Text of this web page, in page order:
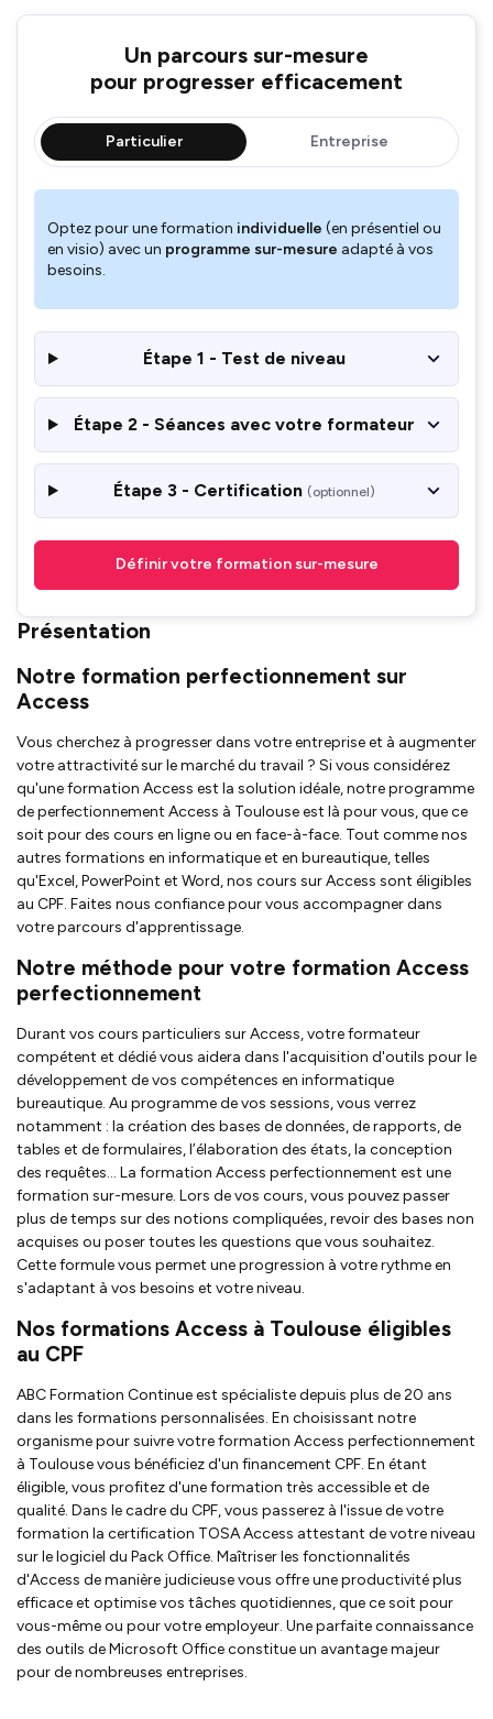
Un parcours sur-mesure
pour progresser efficacement
Particulier Entreprise
Optez pour une formation individuelle (en présentiel ou
en visio) avec un programme sur-mesure adapté à vos
besoins.
Étape 1 - Test de niveau
Étape 2 - Séances avec votre formateur
Étape 3 - Certification (optionnel)
Définir votre formation sur-mesure
Présentation
Notre formation perfectionnement sur
Access
Vous cherchez à progresser dans votre entreprise et à augmenter
votre attractivité sur le marché du travail ? Si vous considérez
qu'une formation Access est la solution idéale, notre programme
de perfectionnement Access à Toulouse est là pour vous, que ce
soit pour des cours en ligne ou en face-à-face. Tout comme nos
autres formations en informatique et en bureautique, telles
qu'Excel, PowerPoint et Word, nos cours sur Access sont éligibles
au CPF. Faites nous confiance pour vous accompagner dans
votre parcours d'apprentissage.
Notre méthode pour votre formation Access
perfectionnement
Durant vos cours particuliers sur Access, votre formateur
compétent et dédié vous aidera dans l'acquisition d'outils pour le
développement de vos compétences en informatique
bureautique. Au programme de vos sessions, vous verrez
notamment : la création des bases de données, de rapports, de
tables et de formulaires, l’élaboration des états, la conception
des requêtes... La formation Access perfectionnement est une
formation sur-mesure. Lors de vos cours, vous pouvez passer
plus de temps sur des notions compliquées, revoir des bases non
acquises ou poser toutes les questions que vous souhaitez.
Cette formule vous permet une progression à votre rythme en
s'adaptant à vos besoins et votre niveau.
Nos formations Access à Toulouse éligibles
au CPF
ABC Formation Continue est spécialiste depuis plus de 20 ans
dans les formations personnalisées. En choisissant notre
organisme pour suivre votre formation Access perfectionnement
à Toulouse vous bénéficiez d'un financement CPF. En étant
éligible, vous profitez d'une formation très accessible et de
qualité. Dans le cadre du CPF, vous passerez à l'issue de votre
formation la certification TOSA Access attestant de votre niveau
sur le logiciel du Pack Office. Maîtriser les fonctionnalités
d'Access de manière judicieuse vous offre une productivité plus
efficace et optimise vos tâches quotidiennes, que ce soit pour
vous-même ou pour votre employeur. Une parfaite connaissance
des outils de Microsoft Office constitue un avantage majeur
pour de nombreuses entreprises.